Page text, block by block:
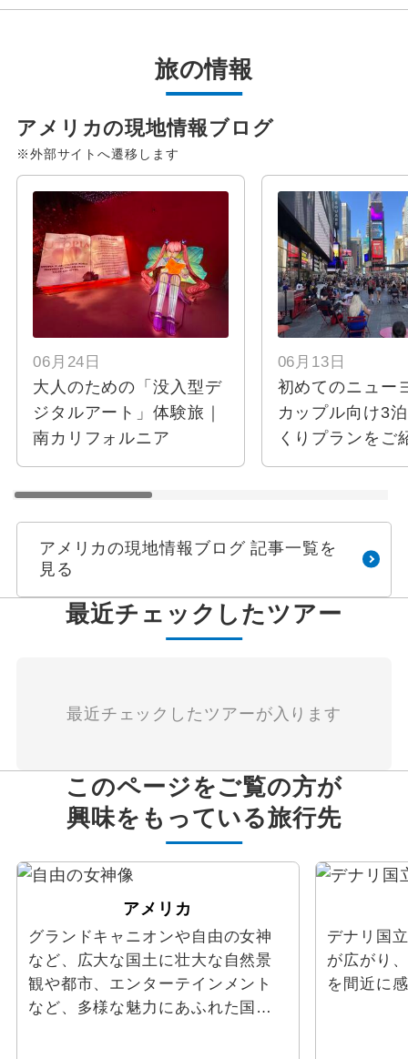
旅の情報
アメリカの現地情報ブログ
※外部サイトへ遷移します
06月24日
大人のための「没入型デ
ジタルアート」体験旅｜
南カリフォルニア
06月13日
初めてのニュー
カップル向け3
くりプランをご
アメリカの現地情報ブログ 記事一覧を
見る
最近チェックしたツアー
最近チェックしたツアーが入ります
このページをご覧の方が
興味をもっている旅行先
アメリカ
グランドキャニオンや自由の女神
など、広大な国土に壮大な自然景
観や都市、エンターテインメント
など、多様な魅力にあふれた国で
デナリ国
が広がり
を間近に